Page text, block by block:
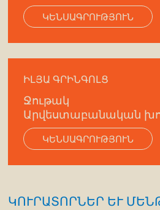
ԿԵՆՍԱԳՐՈՒԹՅՈՒՆ
ԻԼՅԱ ԳՐԻՆԳՈԼՑ
Ջութակ
Արվեստաբանական
ԿԵՆՍԱԳՐՈՒԹՅՈՒՆ
ԿՈՒՐԱՏՈՐՆԵՐ ԵՒ